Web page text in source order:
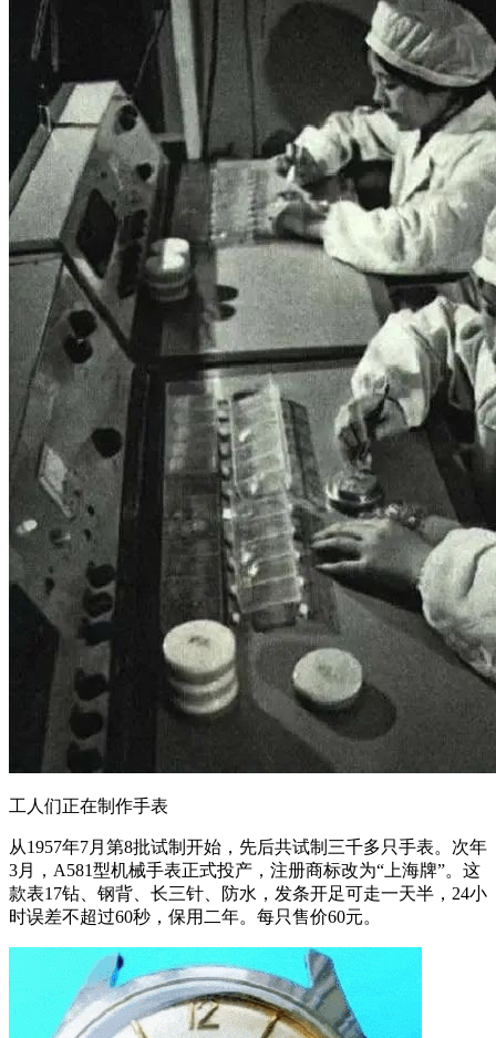
工人们正在制作手表
从1957年7月第8批试制开始，先后共试制三千多只手表。次年
3月，A581型机械手表正式投产，注册商标改为“上海牌”。这
款表17钻、钢背、长三针、防水，发条开足可走一天半，24小
时误差不超过60秒，保用二年。每只售价60元。